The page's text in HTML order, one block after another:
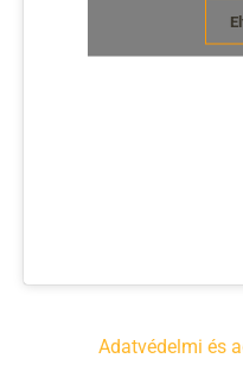
Adatvédelmi és